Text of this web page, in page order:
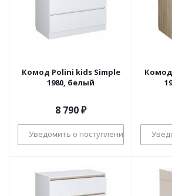
Комод Polini kids Simple
1980, белый
8 790₽
Уведомить о поступлении